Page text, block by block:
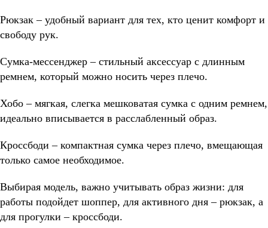
Рюкзак – удобный вариант для тех, кто ценит комфорт и
свободу рук.
Сумка-мессенджер – стильный аксессуар с длинным
ремнем, который можно носить через плечо.
Хобо – мягкая, слегка мешковатая сумка с одним ремнем,
идеально вписывается в расслабленный образ.
Кроссбоди – компактная сумка через плечо, вмещающая
только самое необходимое.
Выбирая модель, важно учитывать образ жизни: для
работы подойдет шоппер, для активного дня – рюкзак, а
для прогулки – кроссбоди.